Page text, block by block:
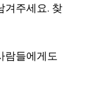
겨주세요. 찾
람들에게도